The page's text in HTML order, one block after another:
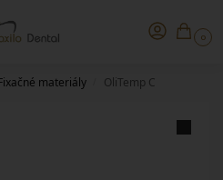
0
materiály OliTemp C